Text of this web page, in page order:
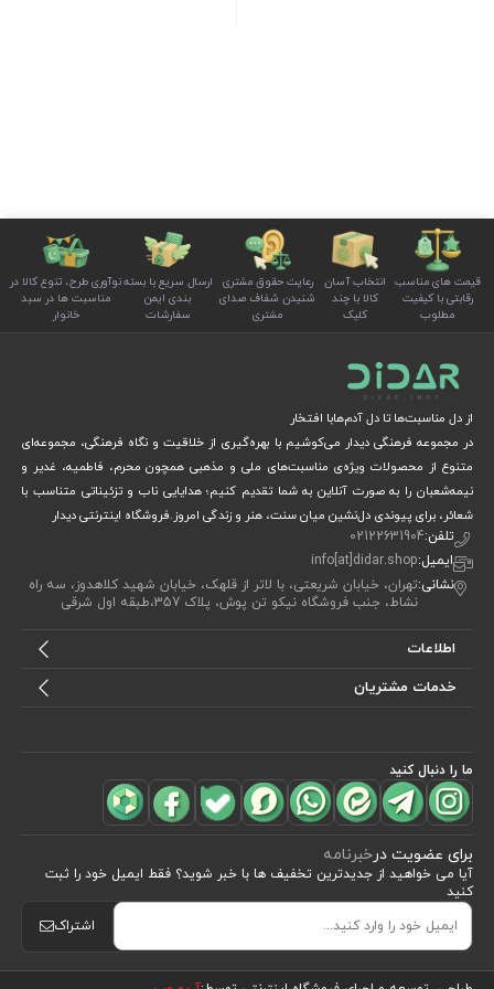
قیمت های مناسب
رقابتی با کیفیت
مطلوب
انتخاب آسان
کالا با چند
کلیک
رعایت حقوق مشتری
شنیدن شفاف صدای
مشتری
ارسال سریع با بسته
بندی ایمن
سفارشات
نوآوری طرح، تنوع کالا در
مناسبت ها در سبد
خانوار
از دل مناسبت‌ها تا دل آدم‌هابا افتخار
در مجموعه فرهنگی دیدار می‌کوشیم با بهره‌گیری از خلاقیت و نگاه فرهنگی، مجموعه‌ای
متنوع از محصولات ویژه‌ی مناسبت‌های ملی و مذهبی همچون محرم، فاطمیه، غدیر و
نیمه‌شعبان را به صورت آنلاین به شما تقدیم کنیم؛ هدایایی ناب و تزئیناتی متناسب با
شعائر، برای پیوندی دل‌نشین میان سنت، هنر و زندگی امروز.فروشگاه اینترنتی دیدار
تلفن:02122631904
ایمیل:info[at]didar.shop
نشانی:تهران، خیابان شریعتی، با لاتر از قلهک، خیابان شهید کلاهدوز، سه راه
نشاط، جنب فروشگاه نیکو تن پوش، پلاک 357،طبقه اول شرقی
اطلاعات
خدمات مشتریان
ما را دنبال کنید
برای عضویت درخبرنامه
آیا می خواهید از جدید‌ترین تخفیف‌ ها با‌ خبر شوید؟ فقط ایمیل خود را ثبت
کنید
اشتراک